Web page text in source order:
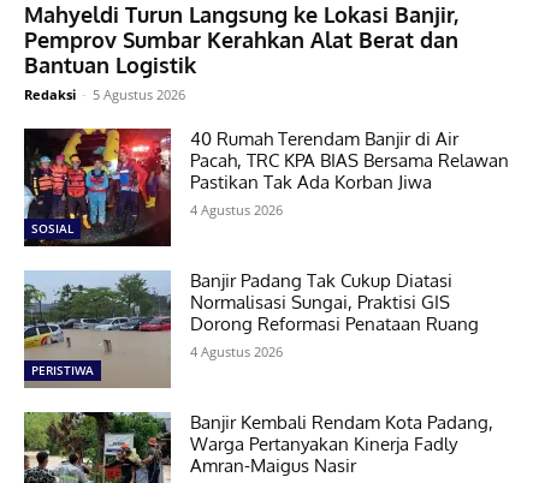
Mahyeldi Turun Langsung ke Lokasi Banjir,
Pemprov Sumbar Kerahkan Alat Berat dan
Bantuan Logistik
Redaksi - 5 Agustus 2026
SOSIAL
40 Rumah Terendam Banjir di Air
Pacah, TRC KPA BIAS Bersama Relawan
Pastikan Tak Ada Korban Jiwa
4 Agustus 2026
PERISTIWA
Banjir Padang Tak Cukup Diatasi
Normalisasi Sungai, Praktisi GIS
Dorong Reformasi Penataan Ruang
4 Agustus 2026
Banjir Kembali Rendam Kota Padang,
Warga Pertanyakan Kinerja Fadly
Amran-Maigus Nasir